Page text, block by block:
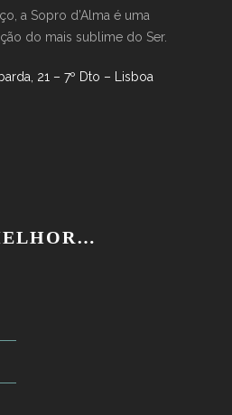
a Sopro d’Alma é uma
do mais sublime do Ser.
21 – 7º Dto – Lisboa